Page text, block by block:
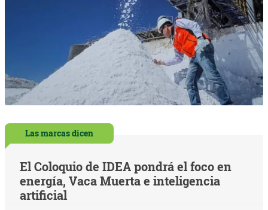
Las marcas dicen
El Coloquio de IDEA pondrá el foco en
energía, Vaca Muerta e inteligencia
artificial